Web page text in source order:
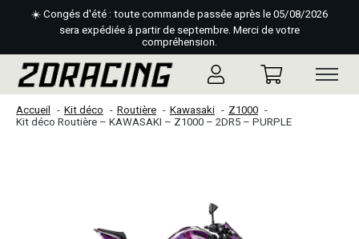
☀️ Congés d'été : toute commande passée après le 05/08/2026
sera expédiée à partir de septembre. Merci de votre
compréhension.
Accueil Kit déco Routière Kawasaki
Z1000
Kit déco Routière – KAWASAKI – Z1000 – 2DR5 – PURPLE